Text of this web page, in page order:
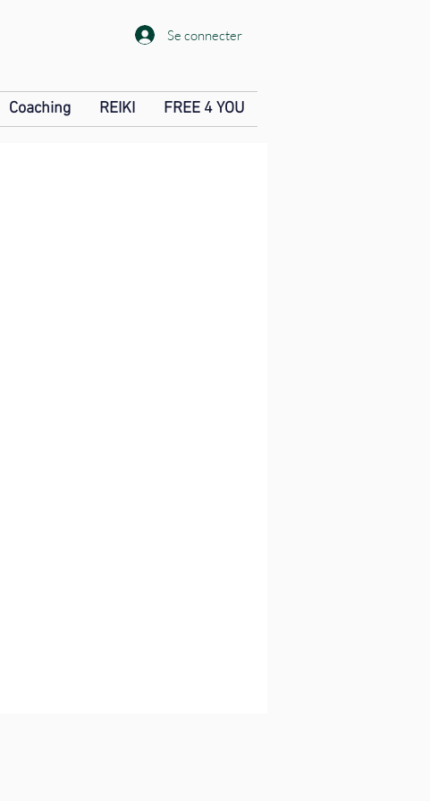
Se connecter
Coaching REIKI FREE 4 YOU